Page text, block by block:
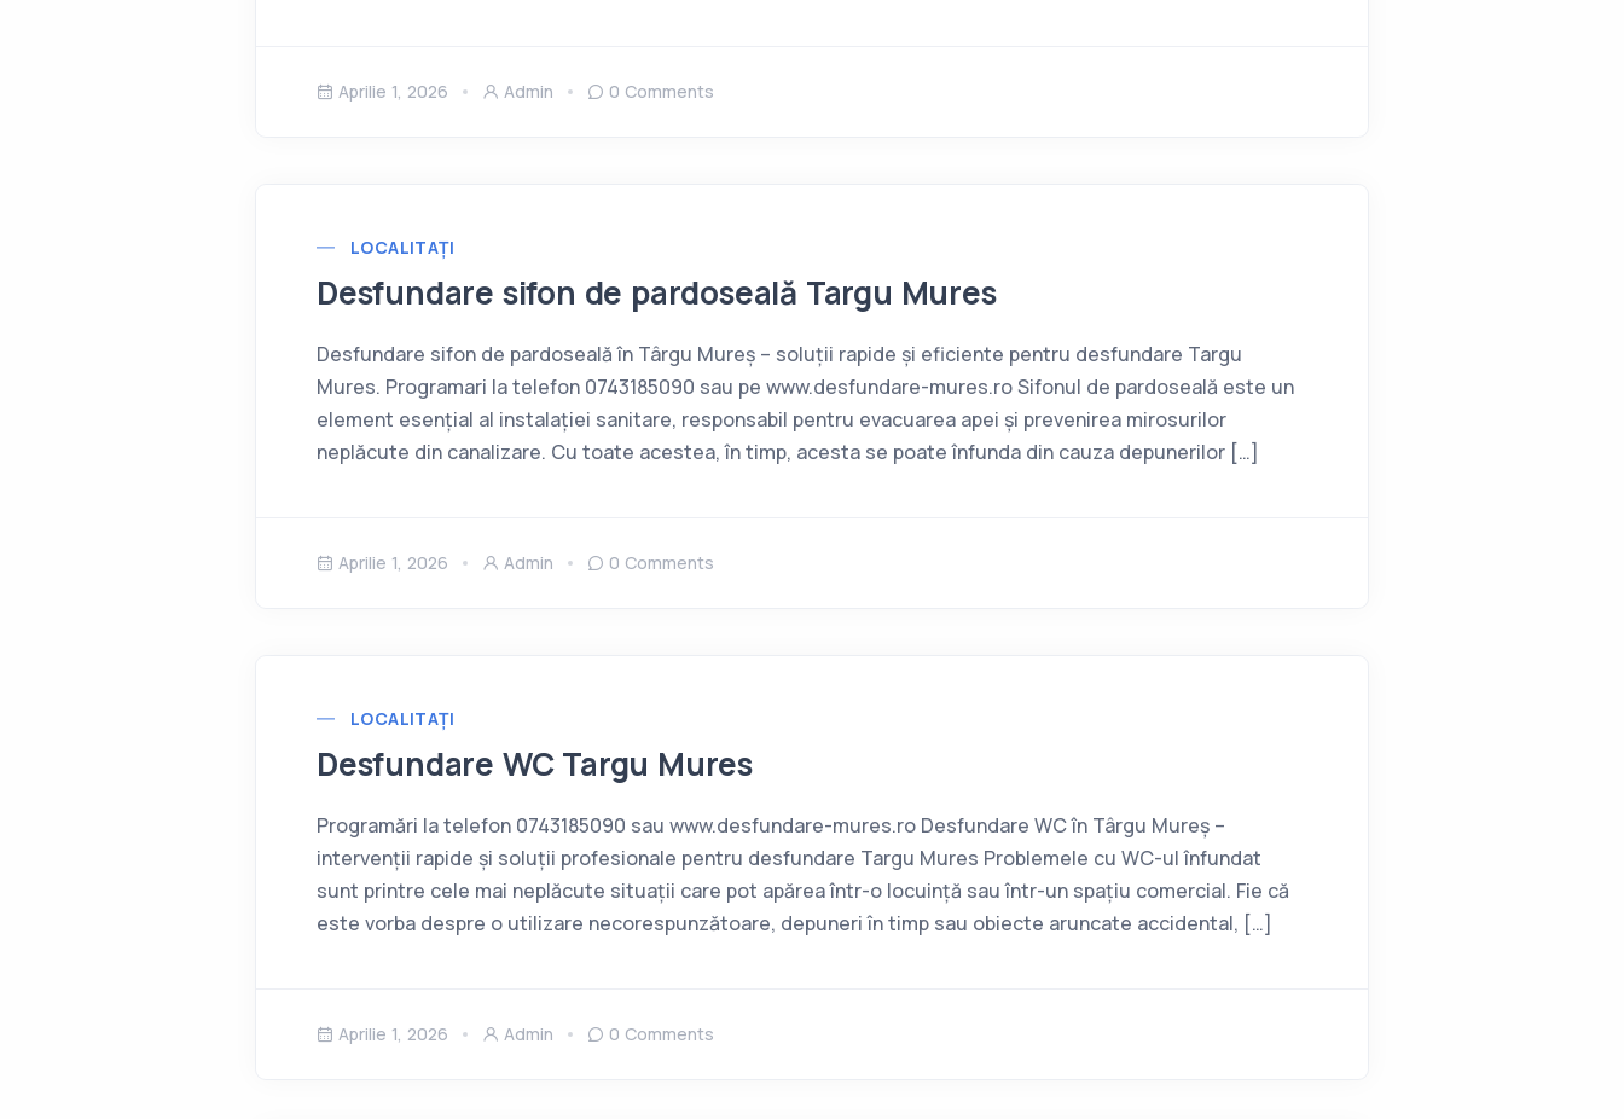
Aprilie 1, 2026 Admin 0 Comments
LOCALITAȚI
Desfundare sifon de pardoseală Targu Mures
Desfundare sifon de pardoseală în Târgu Mureș – soluții rapide și eficiente pentru desfundare Targu
Mures. Programari la telefon 0743185090 sau pe www.desfundare-mures.ro Sifonul de pardoseală este un
element esențial al instalației sanitare, responsabil pentru evacuarea apei și prevenirea mirosurilor
neplăcute din canalizare. Cu toate acestea, în timp, acesta se poate înfunda din cauza depunerilor […]
Aprilie 1, 2026 Admin 0 Comments
LOCALITAȚI
Desfundare WC Targu Mures
Programări la telefon 0743185090 sau www.desfundare-mures.ro Desfundare WC în Târgu Mureș –
intervenții rapide și soluții profesionale pentru desfundare Targu Mures Problemele cu WC-ul înfundat
sunt printre cele mai neplăcute situații care pot apărea într-o locuință sau într-un spațiu comercial. Fie că
este vorba despre o utilizare necorespunzătoare, depuneri în timp sau obiecte aruncate accidental, […]
Aprilie 1, 2026 Admin 0 Comments